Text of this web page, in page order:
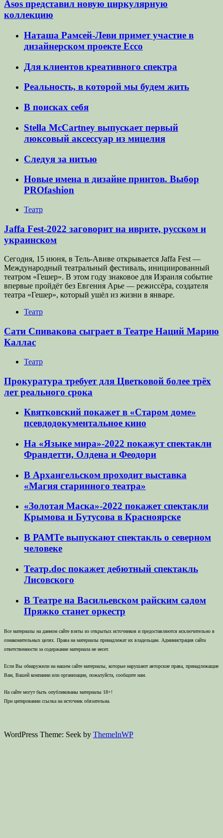
Asos представил новую циркулярную
коллекцию
Наташа Рамсей-Леви примет участие в
дизайнерском проекте Ecco
Для клиентов креативного спектра
Реальность, в которой мы будем жить
В поисках себя
Stella McCartney выпускает первый
люксовый аксессуар из мицелия
Следуя за нитью
Новые имена в дизайне принтов. Выбор
PROfashion
Театр
Jaffa Fest-2022 заговорит на иврите, русском и
украинском
Сегодня, 15 июня, в Тель-Авиве открывается Jaffa Fest —
Международный театральный фестиваль, инициированный
театром «Гешер». В этом году знаковое для Израиля событие
впервые пройдёт без Евгения Арье — режиссёра, создателя
театра «Гешер», который ушёл из жизни в январе.
Театр
Сати Спивакова сыграет в Театре Наций Марию
Каллас
Театр
Прокуратура требует для Цветковой более трёх
лет реального срока
Квятковский покажет в «Старом доме»
псевдодокументальное кино
На «Языке мира»-2022 покажут спектакли
Франдетти, Олдена и Феодори
В Архангельском проходит выставка
«Магия старинного театра»
«Золотая Маска»-2022 покажет спектакли
Крымова и Бутусова в Красноярске
В РАМТе выпускают спектакль о северном
человеке
Театр.doc покажет дебютный спектакль
Лисовского
В Театре на Васильевском райским садом
Пряжко станет оркестр
Все материалы на данном сайте взяты из открытых источников и предоставляются исключительно в
ознакомительных целях. Права на материалы принадлежат их владельцам. Администрация сайта
ответственности за содержание материала не несет.
Если Вы обнаружили на нашем сайте материалы, которые нарушают авторские права, принадлежащие
Вам, Вашей компании или организации, пожалуйста, сообщите нам.
На сайте могут быть опубликованы материалы 18+!
При цитировании ссылка на источник обязательна.
WordPress Theme: Seek by ThemeInWP